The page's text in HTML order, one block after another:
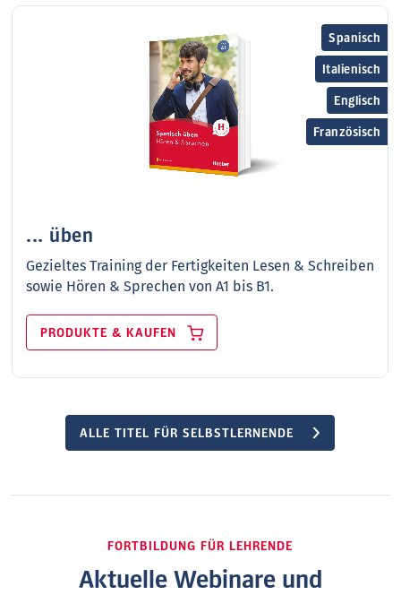
Spanisch
Italienisch
Englisch
Französisch
... üben
Gezieltes Training der Fertigkeiten Lesen & Schreiben
sowie Hören & Sprechen von A1 bis B1.
PRODUKTE & KAUFEN
ALLE TITEL FÜR SELBSTLERNENDE
FORTBILDUNG FÜR LEHRENDE
Aktuelle Webinare und